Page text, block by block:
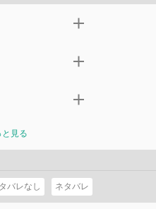
・クラス）という二つのク
彼らは全員ヴァンパイア！
達を追いかけ回す、デイ・ク
として奔走する毎日を送っ
行事、「聖（サン）ショコ
女子達を取り締まりながら
ている枢先輩へ渡すチョコを
その頃零は謎の発作に襲われ
かってしまう。どうやら、理
ているようなのだが・・・
しかし、零が月の寮の検査を
まった。慌てて後を追う優
る優姫。そこへ謎の親子連れ
と見る
バレなし ネタバレ